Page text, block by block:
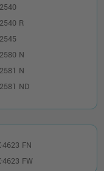
R
N
N
ND
4623 FN
4623 FW